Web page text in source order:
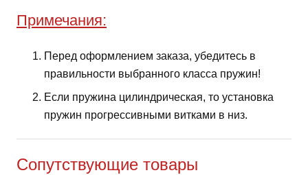
Примечания:
Перед оформлением заказа, убедитесь в
правильности выбранного класса пружин!
Если пружина цилиндрическая, то установка
пружин прогрессивными витками в низ.
Сопутствующие товары